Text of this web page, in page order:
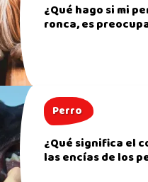
¿Qué hago si mi
ronca, es
Perro
¿Qué significa el
las encías de los